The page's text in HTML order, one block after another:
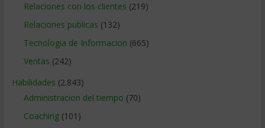
Relaciones con los clientes (219)
Relaciones publicas (132)
Tecnologia de Informacion (665)
Ventas (242)
Habilidades (2.843)
Administracion del tiempo (70)
Coaching(101)